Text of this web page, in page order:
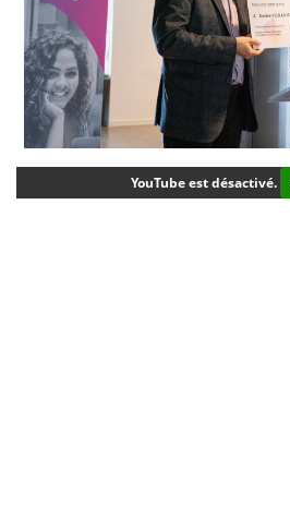
YouTube est désactivé.